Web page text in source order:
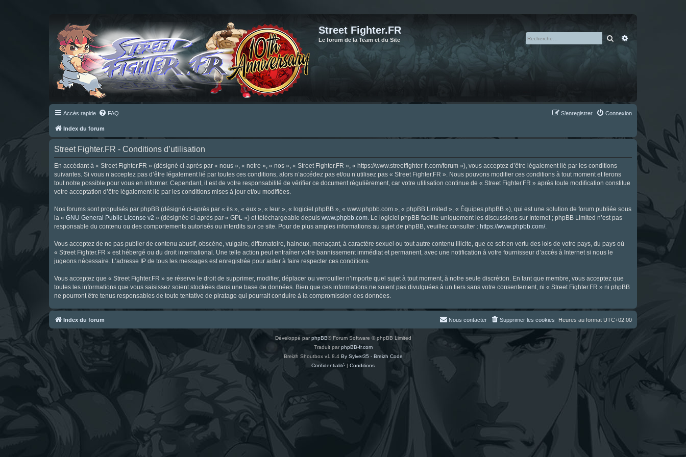
Street Fighter.FR
Le forum de la Team et du Site Rechercher
Accès rapide FAQ Connexion
S’enregistrer
Index du forum
Street Fighter.FR - Conditions d’utilisation
En accédant à « Street Fighter.FR » (désigné ci-après par « nous », « notre », « nos », « Street Fighter.FR », « https://www.streetfighter-fr.com/forum »), vous acceptez d’être légalement lié par les conditions
suivantes. Si vous n’acceptez pas d’être légalement lié par toutes ces conditions, alors n’accédez pas et/ou n’utilisez pas « Street Fighter.FR ». Nous pouvons modifier ces conditions à tout moment et ferons
tout notre possible pour vous en informer. Cependant, il est de votre responsabilité de vérifier ce document régulièrement, car votre utilisation continue de « Street Fighter.FR » après toute modification constitue
votre acceptation d’être légalement lié par les conditions mises à jour et/ou modifiées.
Nos forums sont propulsés par phpBB (désigné ci-après par « ils », « eux », « leur », « logiciel phpBB », « www.phpbb.com », « phpBB Limited », « Équipes phpBB »), qui est une solution de forum publiée sous
la « GNU General Public License v2 » (désignée ci-après par « GPL ») et téléchargeable depuis www.phpbb.com. Le logiciel phpBB facilite uniquement les discussions sur Internet ; phpBB Limited n’est pas
responsable du contenu ou des comportements autorisés ou interdits sur ce site. Pour de plus amples informations au sujet de phpBB, veuillez consulter : https://www.phpbb.com/.
Vous acceptez de ne pas publier de contenu abusif, obscène, vulgaire, diffamatoire, haineux, menaçant, à caractère sexuel ou tout autre contenu illicite, que ce soit en vertu des lois de votre pays, du pays où
« Street Fighter.FR » est hébergé ou du droit international. Une telle action peut entraîner votre bannissement immédiat et permanent, avec une notification à votre fournisseur d’accès à Internet si nous le
jugeons nécessaire. L’adresse IP de tous les messages est enregistrée pour aider à faire respecter ces conditions.
Vous acceptez que « Street Fighter.FR » se réserve le droit de supprimer, modifier, déplacer ou verrouiller n’importe quel sujet à tout moment, à notre seule discrétion. En tant que membre, vous acceptez que
toutes les informations que vous saisissez soient stockées dans une base de données. Bien que ces informations ne soient pas divulguées à un tiers sans votre consentement, ni « Street Fighter.FR » ni phpBB
ne pourront être tenus responsables de toute tentative de piratage qui pourrait conduire à la compromission des données.
Index du forum Heures au format UTC+02:00
Supprimer les cookies
Nous contacter
Développé parphpBB® Forum Software © phpBB Limited
Traduit par phpBB-fr.com
Breizh Shoutbox v1.8.4 By Sylver35 - Breizh Code
Confidentialité | Conditions